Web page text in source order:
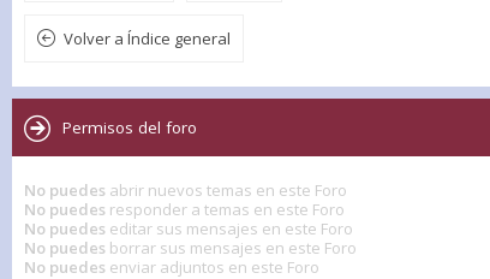
Volver a Índice general
Permisos del foro
No puedes abrir nuevos temas en este Foro
No puedes responder a temas en este Foro
No puedes editar sus mensajes en este Foro
No puedes borrar sus mensajes en este Foro
No puedes enviar adjuntos en este Foro